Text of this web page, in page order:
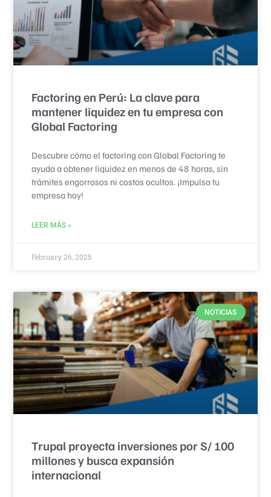
Factoring en Perú: La clave para
mantener liquidez en tu empresa con
Global Factoring
Descubre cómo el factoring con Global Factoring te
ayuda a obtener liquidez en menos de 48 horas, sin
trámites engorrosos ni costos ocultos. ¡Impulsa tu
empresa hoy!
LEER MÁS »
February 26, 2025
NOTICIAS
Trupal proyecta inversiones por S/ 100
millones y busca expansión
internacional